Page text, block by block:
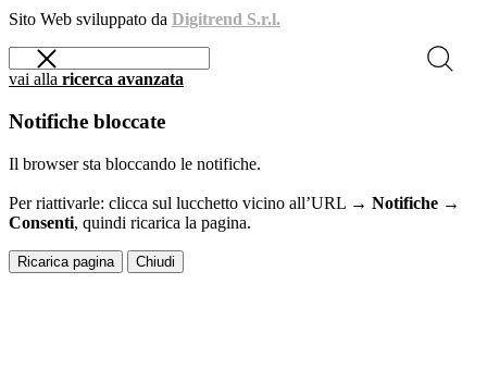
Sito Web sviluppato da Digitrend S.r.l.
vai alla ricerca avanzata
Notifiche bloccate
Il browser sta bloccando le notifiche.
Per riattivarle: clicca sul lucchetto vicino all’URL → Notifiche →
Consenti, quindi ricarica la pagina.
Ricarica pagina Chiudi